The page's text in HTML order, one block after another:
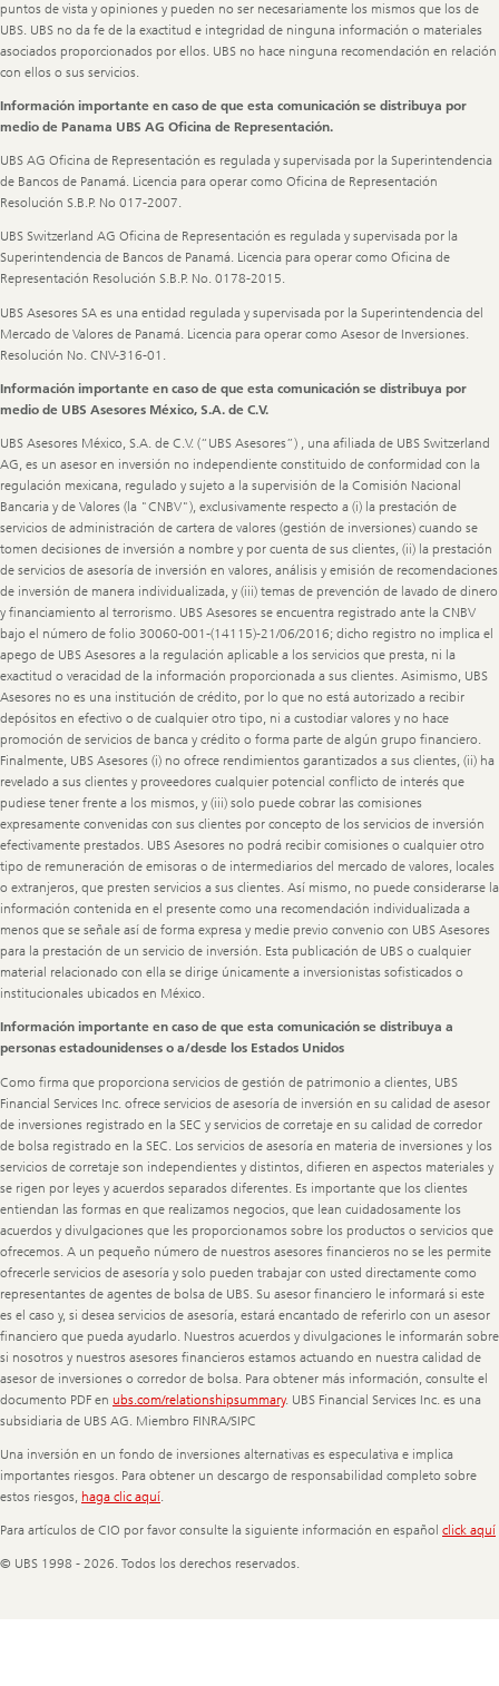
puntos de vista y opiniones y pueden no ser necesariamente los mismos que los de
UBS. UBS no da fe de la exactitud e integridad de ninguna información o materiales
asociados proporcionados por ellos. UBS no hace ninguna recomendación en relación
con ellos o sus servicios.
Información importante en caso de que esta comunicación se distribuya por
medio de Panama UBS AG Oficina de Representación.
UBS AG Oficina de Representación es regulada y supervisada por la Superintendencia
de Bancos de Panamá. Licencia para operar como Oficina de Representación
Resolución S.B.P. No 017-2007.
UBS Switzerland AG Oficina de Representación es regulada y supervisada por la
Superintendencia de Bancos de Panamá. Licencia para operar como Oficina de
Representación Resolución S.B.P. No. 0178-2015.
UBS Asesores SA es una entidad regulada y supervisada por la Superintendencia del
Mercado de Valores de Panamá. Licencia para operar como Asesor de Inversiones.
Resolución No. CNV-316-01.
Información importante en caso de que esta comunicación se distribuya por
medio de UBS Asesores México, S.A. de C.V.
UBS Asesores México, S.A. de C.V. (“UBS Asesores”) , una afiliada de UBS Switzerland
AG, es un asesor en inversión no independiente constituido de conformidad con la
regulación mexicana, regulado y sujeto a la supervisión de la Comisión Nacional
Bancaria y de Valores (la "CNBV"), exclusivamente respecto a (i) la prestación de
servicios de administración de cartera de valores (gestión de inversiones) cuando se
tomen decisiones de inversión a nombre y por cuenta de sus clientes, (ii) la prestación
de servicios de asesoría de inversión en valores, análisis y emisión de recomendaciones
de inversión de manera individualizada, y (iii) temas de prevención de lavado de dinero
y financiamiento al terrorismo. UBS Asesores se encuentra registrado ante la CNBV
bajo el número de folio 30060-001-(14115)-21/06/2016; dicho registro no implica el
apego de UBS Asesores a la regulación aplicable a los servicios que presta, ni la
exactitud o veracidad de la información proporcionada a sus clientes. Asimismo, UBS
Asesores no es una institución de crédito, por lo que no está autorizado a recibir
depósitos en efectivo o de cualquier otro tipo, ni a custodiar valores y no hace
promoción de servicios de banca y crédito o forma parte de algún grupo financiero.
Finalmente, UBS Asesores (i) no ofrece rendimientos garantizados a sus clientes, (ii) ha
revelado a sus clientes y proveedores cualquier potencial conflicto de interés que
pudiese tener frente a los mismos, y (iii) solo puede cobrar las comisiones
expresamente convenidas con sus clientes por concepto de los servicios de inversión
efectivamente prestados. UBS Asesores no podrá recibir comisiones o cualquier otro
tipo de remuneración de emisoras o de intermediarios del mercado de valores, locales
o extranjeros, que presten servicios a sus clientes. Así mismo, no puede considerarse la
información contenida en el presente como una recomendación individualizada a
menos que se señale así de forma expresa y medie previo convenio con UBS Asesores
para la prestación de un servicio de inversión. Esta publicación de UBS o cualquier
material relacionado con ella se dirige únicamente a inversionistas sofisticados o
institucionales ubicados en México.
Información importante en caso de que esta comunicación se distribuya a
personas estadounidenses o a/desde los Estados Unidos
Como firma que proporciona servicios de gestión de patrimonio a clientes, UBS
Financial Services Inc. ofrece servicios de asesoría de inversión en su calidad de asesor
de inversiones registrado en la SEC y servicios de corretaje en su calidad de corredor
de bolsa registrado en la SEC. Los servicios de asesoría en materia de inversiones y los
servicios de corretaje son independientes y distintos, difieren en aspectos materiales y
se rigen por leyes y acuerdos separados diferentes. Es importante que los clientes
entiendan las formas en que realizamos negocios, que lean cuidadosamente los
acuerdos y divulgaciones que les proporcionamos sobre los productos o servicios que
ofrecemos. A un pequeño número de nuestros asesores financieros no se les permite
ofrecerle servicios de asesoría y solo pueden trabajar con usted directamente como
representantes de agentes de bolsa de UBS. Su asesor financiero le informará si este
es el caso y, si desea servicios de asesoría, estará encantado de referirlo con un asesor
financiero que pueda ayudarlo. Nuestros acuerdos y divulgaciones le informarán sobre
si nosotros y nuestros asesores financieros estamos actuando en nuestra calidad de
asesor de inversiones o corredor de bolsa. Para obtener más información, consulte el
documento PDF en ubs.com/relationshipsummary. UBS Financial Services Inc. es una
subsidiaria de UBS AG. Miembro FINRA/SIPC
Una inversión en un fondo de inversiones alternativas es especulativa e implica
importantes riesgos. Para obtener un descargo de responsabilidad completo sobre
estos riesgos, haga clic aquí.
Para artículos de CIO por favor consulte la siguiente información en español click aquí
© UBS 1998 - 2026. Todos los derechos reservados.